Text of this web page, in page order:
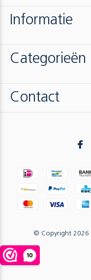
Informatie
Categorieën
Contact
© Copyright 2026